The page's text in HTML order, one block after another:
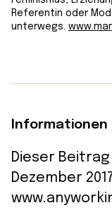
Referentin oder
unterwegs.
Informationen
Dieser
Dezember